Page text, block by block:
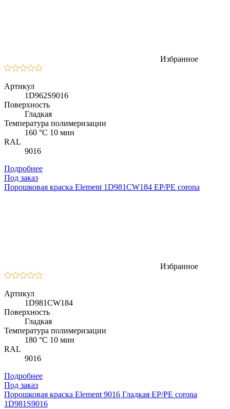
Избранное
Артикул
1D962S9016
Поверхность
Гладкая
Температура полимеризации
160 °C 10 мин
RAL
9016
Подробнее
Под заказ
Порошковая краска Element 1D981CW184 EP/PE corona
Избранное
Артикул
1D981CW184
Поверхность
Гладкая
Температура полимеризации
180 °C 10 мин
RAL
9016
Подробнее
Под заказ
Порошковая краска Element 9016 Гладкая EP/PE corona
1D981S9016